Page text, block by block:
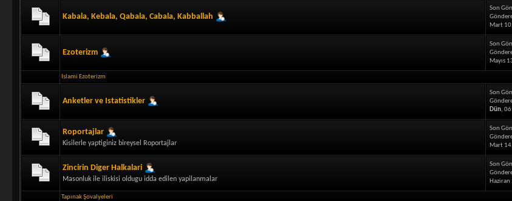
Kabala, Kebala, Qabala, Cabala, Kabballah
Son
Mart
Ezoterizm
Son
Mayıs
Islami Ezoterizm
Anketler ve Istatistikler
Son
Dün,
Roportajlar
Kisilerle yaptiginiz bireysel Roportajlar
Son
Mart
Zincirin Diger Halkalari
Masonluk ile iliskisi oldugu idda edilen yapilanmalar
Son
Tapınak Şovalyeleri